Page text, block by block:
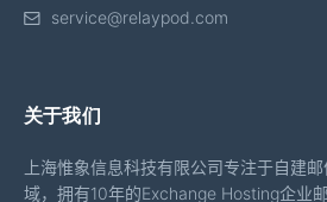
service@relaypod.com
关于我们
上海惟象信息科技有限公司专注于自建
域，拥有10年的Exchange Hosting企业